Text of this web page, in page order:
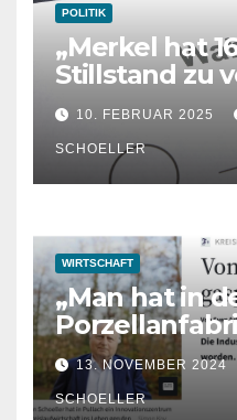
POLITIK
„Merkel hat
Stillstand zu
10. FEBRUAR 2025
SCHOELLER
WIRTSCHAFT
„Man hat in
13. NOVEMBER 2024
SCHOELLER